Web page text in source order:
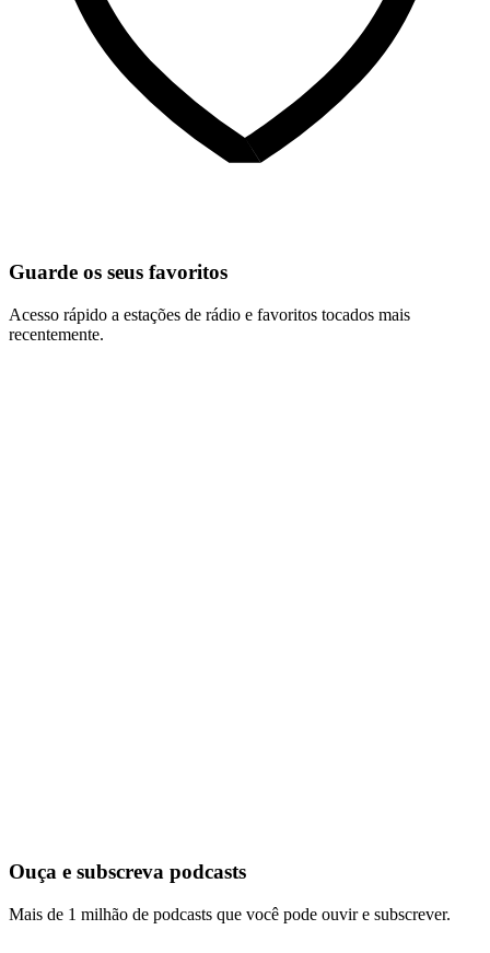
Guarde os seus favoritos
Acesso rápido a estações de rádio e favoritos tocados mais
recentemente.
Ouça e subscreva podcasts
Mais de 1 milhão de podcasts que você pode ouvir e subscrever.